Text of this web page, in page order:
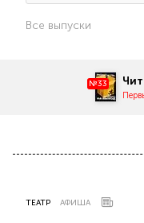
Все выпуски
№33
ТЕАТР АФИША